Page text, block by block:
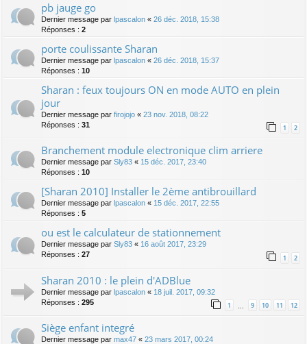
pb jauge go
Dernier message par lpascalon « 26 déc. 2018, 15:38
Réponses : 2
porte coulissante Sharan
Dernier message par lpascalon « 26 déc. 2018, 15:37
Réponses : 10
Sharan : feux toujours ON en mode AUTO en plein
jour
Dernier message par firojojo « 23 nov. 2018, 08:22
Réponses : 31 1 2
Branchement module electronique clim arriere
Dernier message par Sly83 « 15 déc. 2017, 23:40
Réponses : 10
[Sharan 2010] Installer le 2ème antibrouillard
Dernier message par lpascalon « 15 déc. 2017, 22:55
Réponses : 5
ou est le calculateur de stationnement
Dernier message par Sly83 « 16 août 2017, 23:29
Réponses : 27 1 2
Sharan 2010 : le plein d'ADBlue
Dernier message par lpascalon « 18 juil. 2017, 09:32
Réponses : 295 1 9 10 11 12
Siège enfant integré
Dernier message par max47 « 23 mars 2017, 00:24